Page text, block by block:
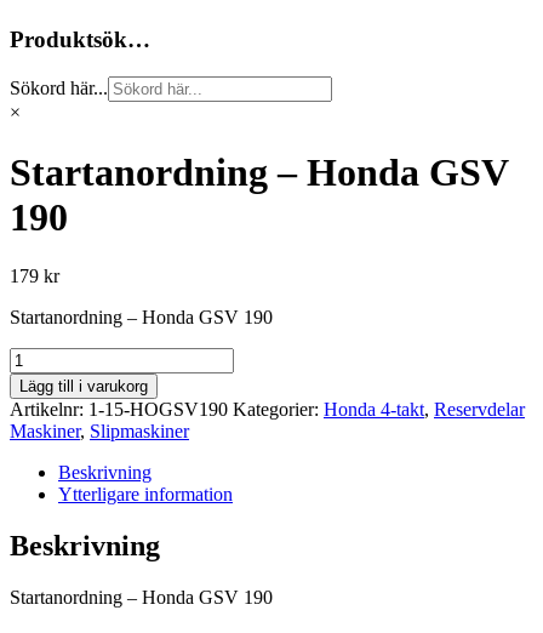
Produktsök…
Sökord här...
×
Startanordning – Honda GSV
190
179 kr
Startanordning – Honda GSV 190
Startanordning
-
Honda
GSV
190
mängd
Lägg till i varukorg
Artikelnr: 1-15-HOGSV190 Kategorier: Honda 4-takt, Reservdelar
Maskiner, Slipmaskiner
Beskrivning
Ytterligare information
Beskrivning
Startanordning – Honda GSV 190